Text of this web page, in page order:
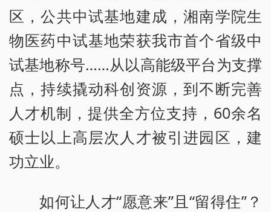
区，公共中试基地建成，湘南学院生
物医药中试基地荣获我市首个省级中
试基地称号……从以高能级平台为支撑
点，持续撬动科创资源，到不断完善
人才机制，提供全方位支持，60余名
硕士以上高层次人才被引进园区，建
功立业。
如何让人才“愿意来”且“留得住”？